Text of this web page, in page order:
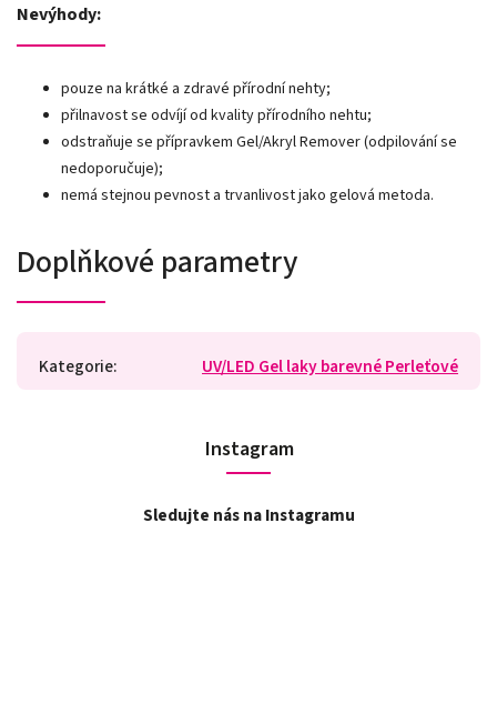
Nevýhody:
pouze na krátké a zdravé přírodní nehty;
přilnavost se odvíjí od kvality přírodního nehtu;
odstraňuje se přípravkem Gel/Akryl Remover (odpilování se
nedoporučuje);
nemá stejnou pevnost a trvanlivost jako gelová metoda.
Doplňkové parametry
Kategorie: UV/LED Gel laky barevné Perleťové
Instagram
Sledujte nás na Instagramu